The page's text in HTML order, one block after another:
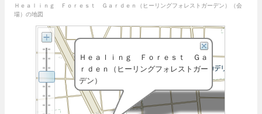
Ｈｅａｌｉｎｇ Ｆｏｒｅｓｔ Ｇａｒｄｅｎ（ヒーリングフォレストガーデン）（会
場）の地図
Ｈｅａｌｉｎｇ Ｆｏｒｅｓｔ Ｇａ
ｒｄｅｎ（ヒーリングフォレストガー
デン）